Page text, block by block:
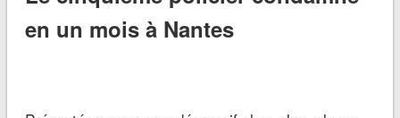
en un mois à Nantes